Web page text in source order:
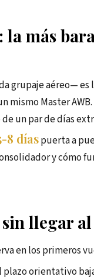
más
grupaje aéreo— es
mismo Master
un par de días
8 díaspuerta a
y cómo
llegar
en los primeros
plazo orientativo